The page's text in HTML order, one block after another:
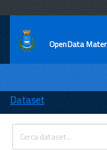
OpenData
ENTI
TEMI
INFORMAZIONI
Dataset